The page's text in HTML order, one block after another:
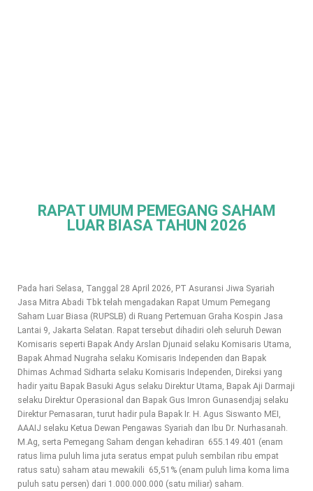
RAPAT UMUM PEMEGANG SAHAM
LUAR BIASA TAHUN 2026
Pada hari Selasa, Tanggal 28 April 2026, PT Asuransi Jiwa Syariah
Jasa Mitra Abadi Tbk telah mengadakan Rapat Umum Pemegang
Saham Luar Biasa (RUPSLB) di Ruang Pertemuan Graha Kospin Jasa
Lantai 9, Jakarta Selatan. Rapat tersebut dihadiri oleh seluruh Dewan
Komisaris seperti Bapak Andy Arslan Djunaid selaku Komisaris Utama,
Bapak Ahmad Nugraha selaku Komisaris Independen dan Bapak
Dhimas Achmad Sidharta selaku Komisaris Independen, Direksi yang
hadir yaitu Bapak Basuki Agus selaku Direktur Utama, Bapak Aji Darmaji
selaku Direktur Operasional dan Bapak Gus Imron Gunasendjaj selaku
Direktur Pemasaran, turut hadir pula Bapak Ir. H. Agus Siswanto MEI,
AAAIJ selaku Ketua Dewan Pengawas Syariah dan Ibu Dr. Nurhasanah.
M.Ag, serta Pemegang Saham dengan kehadiran 655.149.401 (enam
ratus lima puluh lima juta seratus empat puluh sembilan ribu empat
ratus satu) saham atau mewakili 65,51% (enam puluh lima koma lima
puluh satu persen) dari 1.000.000.000 (satu miliar) saham.